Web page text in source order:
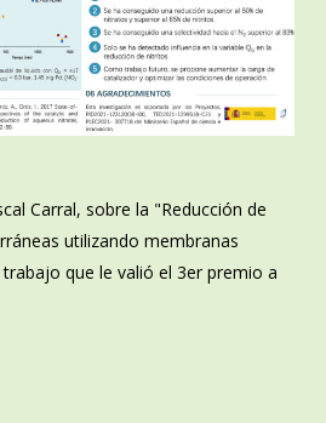
Carral, sobre la "Reducción de
utilizando membranas
que le valió el 3er premio a